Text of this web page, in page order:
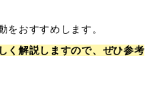
おすすめします。
く解説しますので、ぜひ参考